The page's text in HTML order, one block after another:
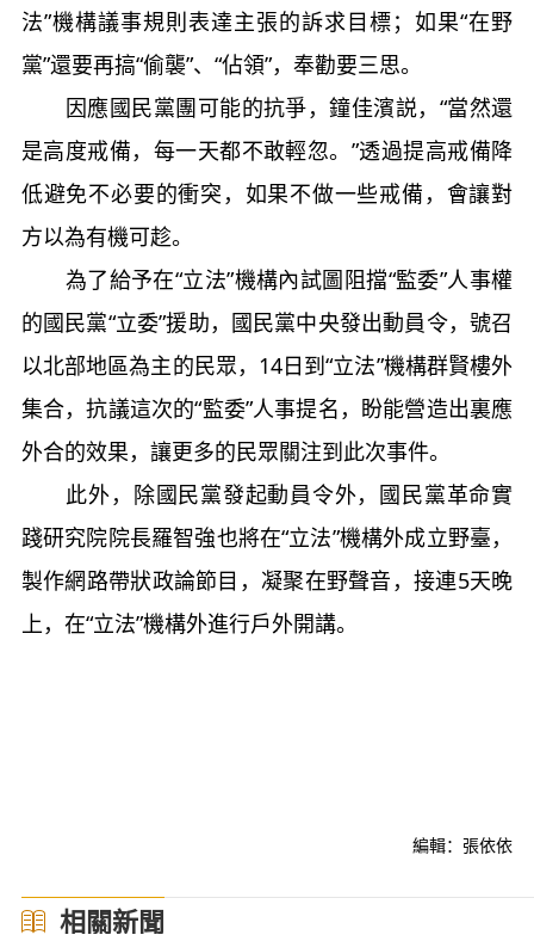
法”機構議事規則表達主張的訴求目標；如果“在野
黨”還要再搞“偷襲”、“佔領”，奉勸要三思。
因應國民黨團可能的抗爭，鐘佳濱説，“當然還
是高度戒備，每一天都不敢輕忽。”透過提高戒備降
低避免不必要的衝突，如果不做一些戒備，會讓對
方以為有機可趁。
為了給予在“立法”機構內試圖阻擋“監委”人事權
的國民黨“立委”援助，國民黨中央發出動員令，號召
以北部地區為主的民眾，14日到“立法”機構群賢樓外
集合，抗議這次的“監委”人事提名，盼能營造出裏應
外合的效果，讓更多的民眾關注到此次事件。
此外，除國民黨發起動員令外，國民黨革命實
踐研究院院長羅智強也將在“立法”機構外成立野臺，
製作網路帶狀政論節目，凝聚在野聲音，接連5天晚
上，在“立法”機構外進行戶外開講。
編輯：張依依
相關新聞